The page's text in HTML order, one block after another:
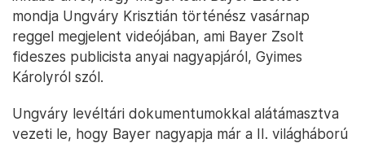
mondja Ungváry Krisztián történész vasárnap
reggel megjelent videójában, ami Bayer Zsolt
fideszes publicista anyai nagyapjáról, Gyimes
Károlyról szól.
Ungváry levéltári dokumentumokkal alátámasztva
vezeti le, hogy Bayer nagyapja már a II. világháború